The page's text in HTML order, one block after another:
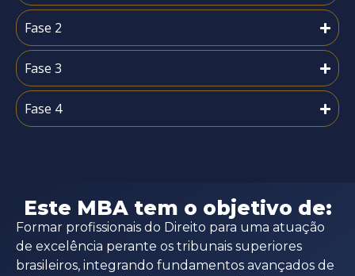
Fase 2
Fase 3
Fase 4
Este MBA tem o objetivo de:
Formar profissionais do Direito para uma atuação
de excelência perante os tribunais superiores
brasileiros, integrando fundamentos avançados de